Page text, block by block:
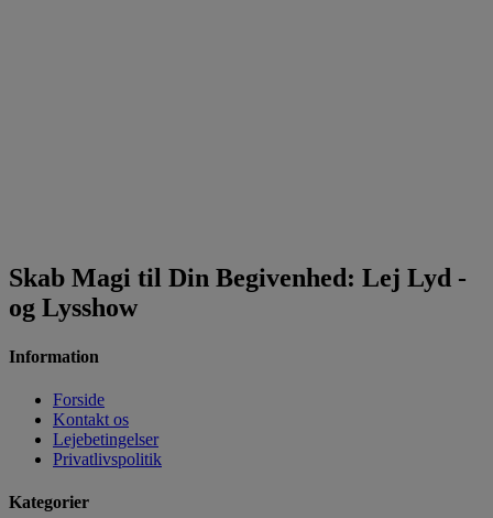
Skab Magi til Din Begivenhed: Lej Lyd -
og Lysshow
Information
Forside
Kontakt os
Lejebetingelser
Privatlivspolitik
Kategorier